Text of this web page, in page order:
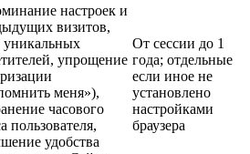
настроек и
визитов,
уникальных
упрощение
меня»),
часового
пользователя,
удобства
От сессии до 1
года; отдельные
если иное не
установлено
настройками
браузера